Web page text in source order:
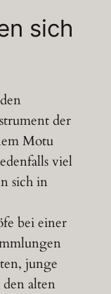
sich
der
Motu
viel
sich in
bei einer
junge
alten